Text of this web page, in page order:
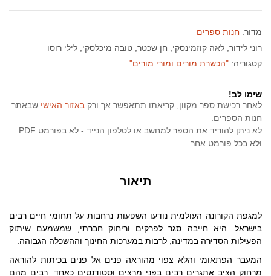
מדור: חנות ספרים
רוני לידור, לאה קוזמינסקי, חן שכטר, טובה מיכלסקי, לילי רוסו
קטגוריה: "הכשרת מורים ומורי מורים"
שימו לב!
לאחר רכישת ספר מקוון, קריאתו תתאפשר אך ורק באזור האישי שבאתר
חנות הספרים.
לא ניתן להוריד את הספר למחשב או לטלפון הנייד - לא בפורמט PDF
ולא בכל פורמט אחר.
תיאור
למגפת הקורונה העולמית נודעו השפעות נרחבות על תחומי חיים רבים
בישראל. היא חייבה סגר לפרקים וריחוק חברתי, שמשמעם שיתוק
הפעילות הסדירה במדינה, לרבות במערכות החינוך וההשכלה הגבוהה.
המעבר הפתאומי והלא צפוי מהוראה פנים אל פנים בכיתות להוראה
מרחוק הציב אתגרים רבים בפני מרצים וסטודנטים כאחד. רבים מהם